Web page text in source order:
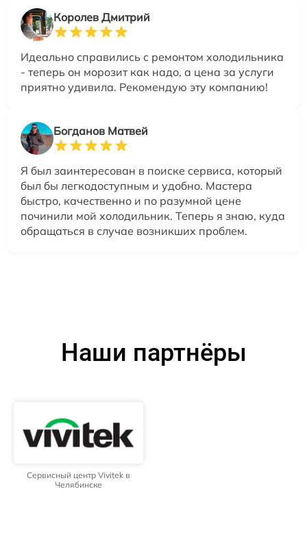
Королев Дмитрий
Идеально справились с ремонтом холодильника
- теперь он морозит как надо, а цена за услуги
приятно удивила. Рекомендую эту компанию!
Богданов Матвей
Я был заинтересован в поиске сервиса, который
был бы легкодоступным и удобно. Мастера
быстро, качественно и по разумной цене
починили мой холодильник. Теперь я знаю, куда
обращаться в случае возникших проблем.
Наши партнёры
Сервисный центр Vivitek в
Челябинске